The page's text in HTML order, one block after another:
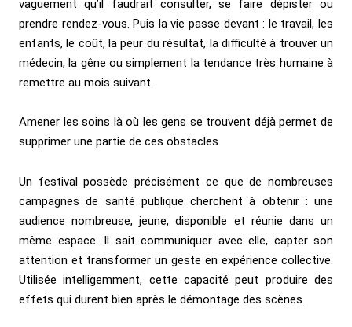
vaguement qu’il faudrait consulter, se faire dépister ou
prendre rendez-vous. Puis la vie passe devant : le travail, les
enfants, le coût, la peur du résultat, la difficulté à trouver un
médecin, la gêne ou simplement la tendance très humaine à
remettre au mois suivant.
Amener les soins là où les gens se trouvent déjà permet de
supprimer une partie de ces obstacles.
Un festival possède précisément ce que de nombreuses
campagnes de santé publique cherchent à obtenir : une
audience nombreuse, jeune, disponible et réunie dans un
même espace. Il sait communiquer avec elle, capter son
attention et transformer un geste en expérience collective.
Utilisée intelligemment, cette capacité peut produire des
effets qui durent bien après le démontage des scènes.